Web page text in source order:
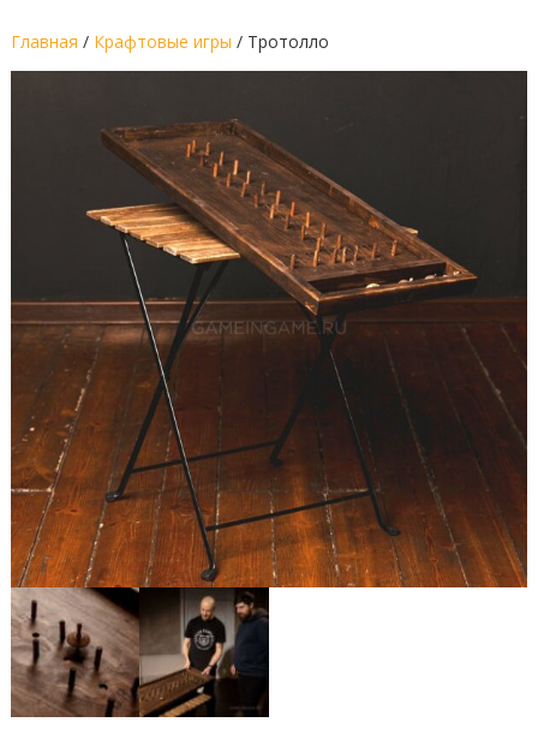
Главная / Крафтовые игры / Тротолло